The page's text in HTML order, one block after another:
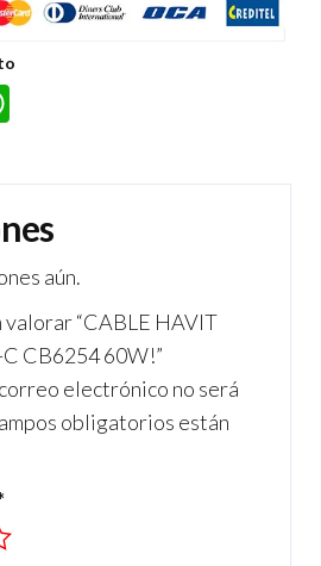
s
A
p
p
aún.
valorar “CABLE HAVIT
CB6254 60W!”
electrónico no será
obligatorios están